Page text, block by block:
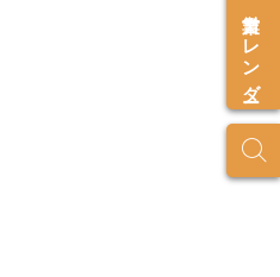
営業カレンダー